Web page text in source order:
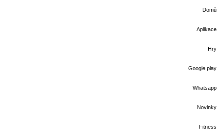
Domů
Aplikace
Hry
Google play
Whatsapp
Novinky
Fitness